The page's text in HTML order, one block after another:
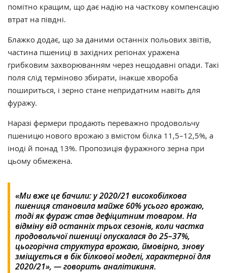
помітно кращим, що дає надію на часткову компенсацію
втрат на півдні.
Блажко додає, що за даними останніх польових звітів,
частина пшениці в західних регіонах уражена
грибковим захворюванням через нещодавні опади. Такі
поля слід терміново збирати, інакше хвороба
пошириться, і зерно стане непридатним навіть для
фуражу.
Наразі фермери продають переважно продовольчу
пшеницю нового врожаю з вмістом білка 11,5–12,5%, а
іноді й понад 13%. Пропозиція фуражного зерна при
цьому обмежена.
«Ми вже це бачили: у 2020/21 високобілкова
пшениця становила майже 60% усього врожаю,
тоді як фураж став дефіцитним товаром. На
відміну від останніх трьох сезонів, коли частка
продовольчої пшениці опускалася до 25–37%,
цьогорічна структура врожаю, ймовірно, знову
зміщується в бік білкової моделі, характерної для
2020/21», — говорить аналітикиня.